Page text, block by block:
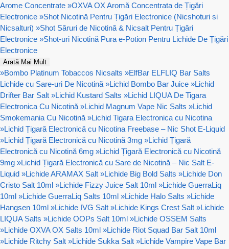
Arome Concentrate »OXVA OX Aromă Concentrata de Țigări
Electronice »Shot Nicotină Pentru Țigări Electronice (Nicshoturi si
Nicsalturi) »Shot Săruri de Nicotină & Nicsalt Pentru Țigări
Electronice »Shot-uri Nicotină Pura e-Potion Pentru Lichide De Țigări
Electronice
Arată Mai Mult
»Bombo Platinum Tobaccos Nicsalts »ElfBar ELFLIQ Bar Salts
Lichide cu Sare-uri De Nicotină »Lichid Bombo Bar Juice »Lichid
Drifter Bar Salt »Lichid Kustard Salts »Lichid LIQUA De Tigara
Electronica Cu Nicotină »Lichid Magnum Vape Nic Salts »Lichid
Smokemania Cu Nicotină »Lichid Tigara Electronica cu Nicotina
»Lichid Țigară Electronică cu Nicotina Freebase – Nic Shot E-Liquid
»Lichid Țigară Electronică cu Nicotină 3mg »Lichid Țigară
Electronică cu Nicotină 6mg »Lichid Țigară Electronică cu Nicotină
9mg »Lichid Țigară Electronică cu Sare de Nicotină – Nic Salt E-
Liquid »Lichide ARAMAX Salt »Lichide Big Bold Salts »Lichide Don
Cristo Salt 10ml »Lichide Fizzy Juice Salt 10ml »Lichide GuerraLiq
10ml »Lichide GuerraLiq Salts 10ml »Lichide Halo Salts »Lichide
Hangsen 10ml »Lichide IVG Salt »Lichide Kings Crest Salt »Lichide
LIQUA Salts »Lichide OOPs Salt 10ml »Lichide OSSEM Salts
»Lichide OXVA OX Salts 10ml »Lichide Riot Squad Bar Salt 10ml
»Lichide Ritchy Salt »Lichide Sukka Salt »Lichide Vampire Vape Bar